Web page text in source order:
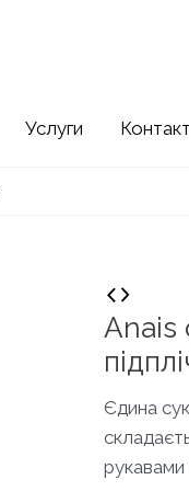
Услуги
Anais
Єдина
рукавами